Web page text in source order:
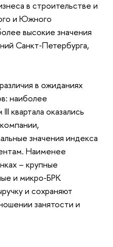
в строительстве и
и Южного
высокие значения
Санкт‑Петербурга,
в ожиданиях
наиболее
квартала оказались
значения индекса
Наименее
– крупные
и микро‑БРК
и сохраняют
занятости и